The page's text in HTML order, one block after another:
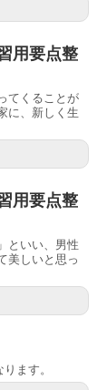
用要点整
てくることが
に、新しく生
用要点整
といい、男性
美しいと思っ
ます。